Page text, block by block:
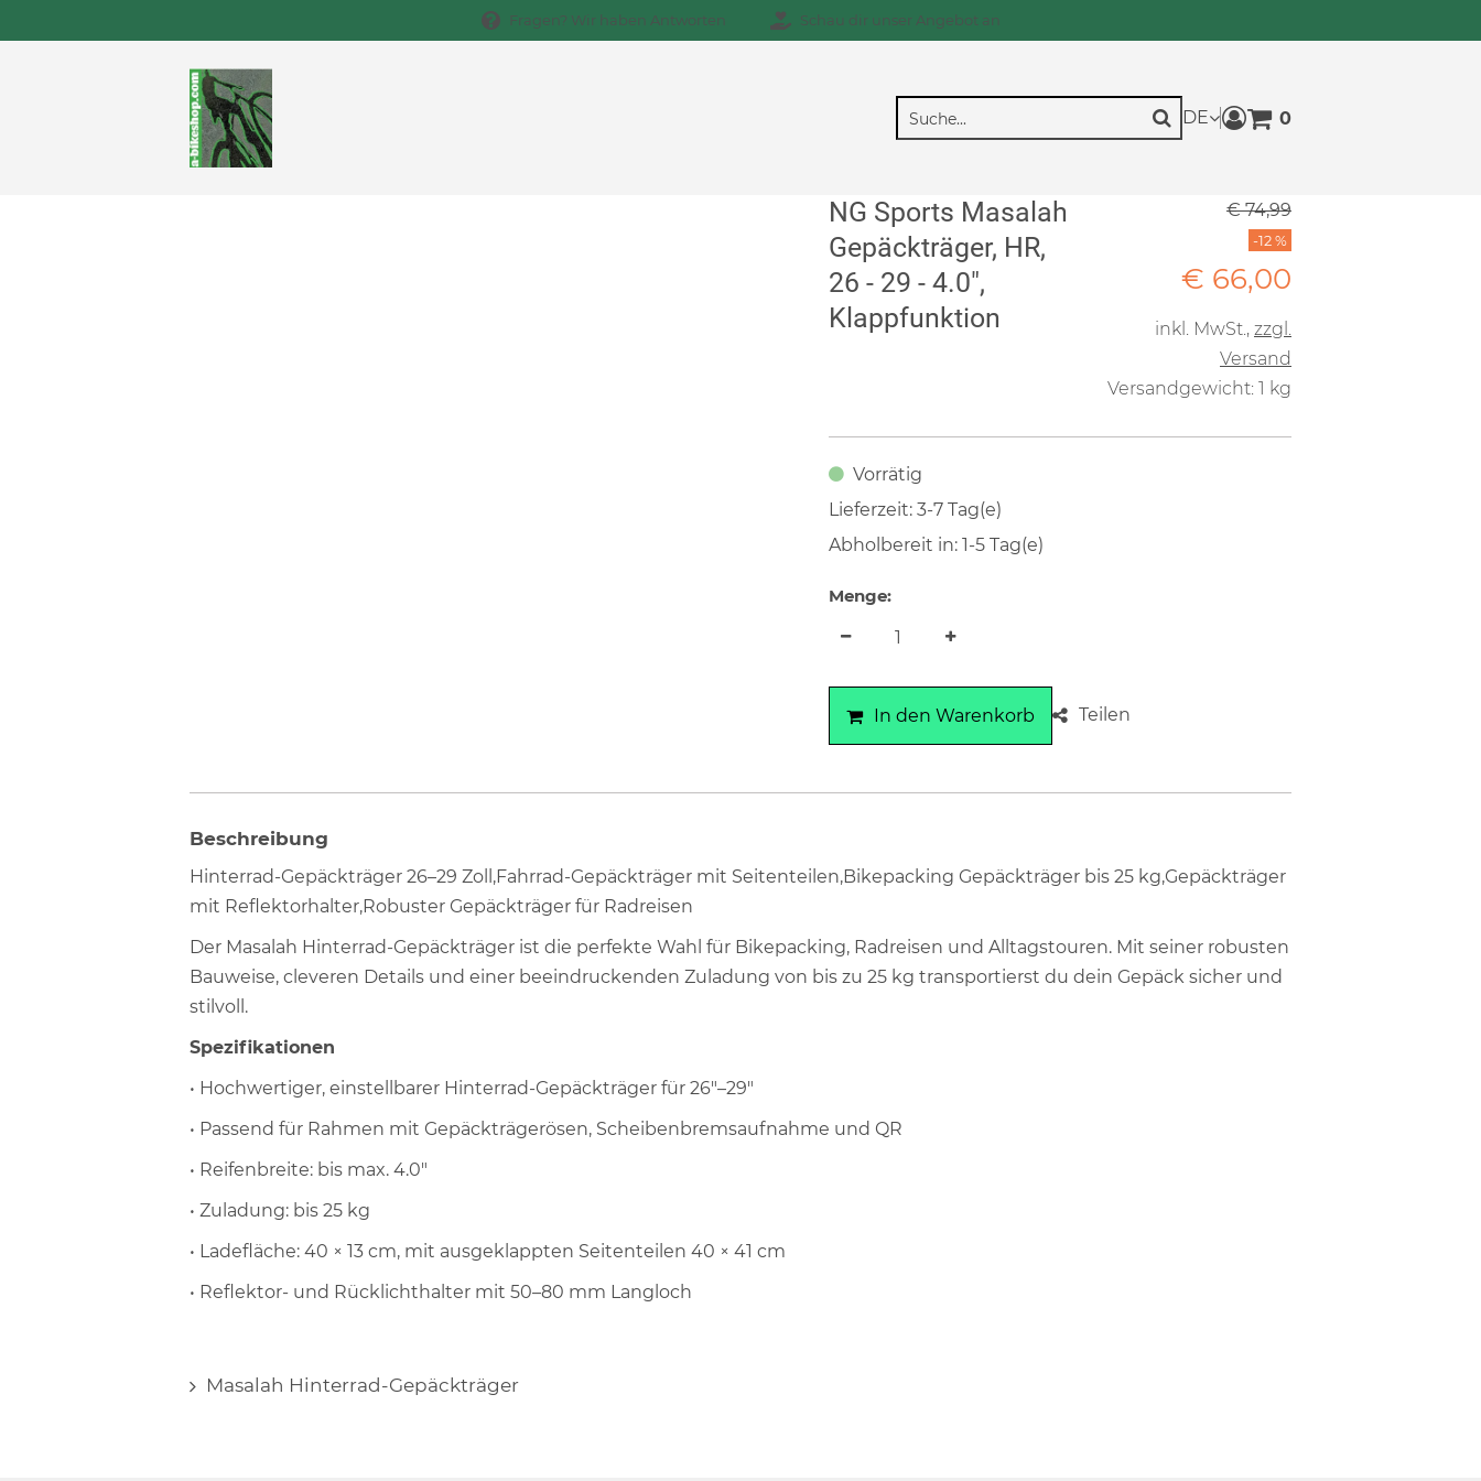
Fragen? Wir haben Antworten Schau dir unser Angebot an
DE
Warenkorb anzeigen. Sie
0
NG Sports Masalah
Gepäckträger, HR,
26 - 29 - 4.0",
Klappfunktion
Ursprünglicher Preis: € 74,99
€ 74,99
Rabatt: -12 %
-12 %
Verkaufspreis: €
€ 66,00
inkl. MwSt., zzgl.
Versand
Versandgewicht: 1 kg
Vorrätig
Lieferzeit: 3-7 Tag(e)
Abholbereit in: 1-5 Tag(e)
Menge:
In den Warenkorb Teilen
Beschreibung
Hinterrad-Gepäckträger 26–29 Zoll,Fahrrad-Gepäckträger mit Seitenteilen,Bikepacking Gepäckträger bis 25 kg,Gepäckträger
mit Reflektorhalter,Robuster Gepäckträger für Radreisen
Der Masalah Hinterrad-Gepäckträger ist die perfekte Wahl für Bikepacking, Radreisen und Alltagstouren. Mit seiner robusten
Bauweise, cleveren Details und einer beeindruckenden Zuladung von bis zu 25 kg transportierst du dein Gepäck sicher und
stilvoll.
Spezifikationen
• Hochwertiger, einstellbarer Hinterrad-Gepäckträger für 26"–29"
• Passend für Rahmen mit Gepäckträgerösen, Scheibenbremsaufnahme und QR
• Reifenbreite: bis max. 4.0"
• Zuladung: bis 25 kg
• Ladefläche: 40 × 13 cm, mit ausgeklappten Seitenteilen 40 × 41 cm
• Reflektor- und Rücklichthalter mit 50–80 mm Langloch
Masalah Hinterrad-Gepäckträger